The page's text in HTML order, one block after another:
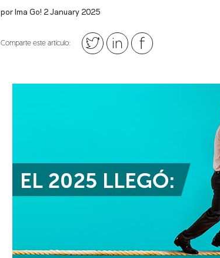
por Ima Go! 2 January 2025
Comparte este artículo: